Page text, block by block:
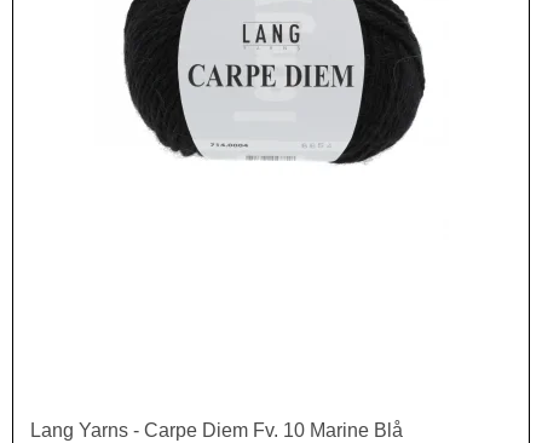
Lang Yarns - Carpe Diem Fv. 10 Marine Blå